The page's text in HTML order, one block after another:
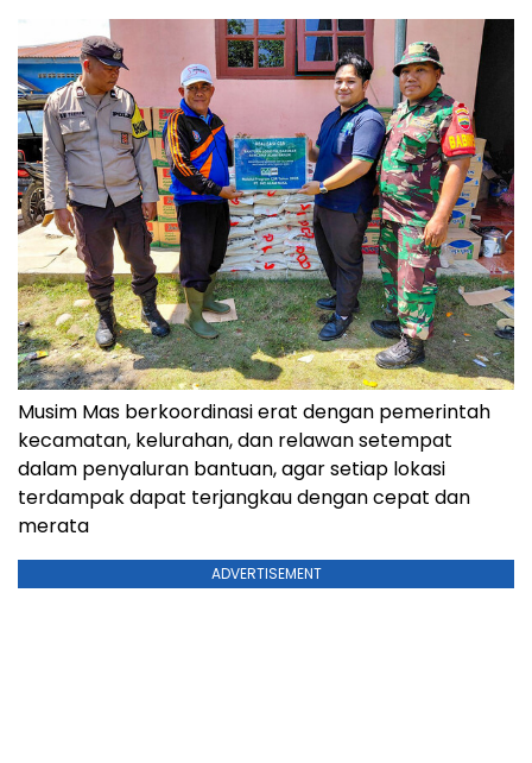
Musim Mas berkoordinasi erat dengan pemerintah
kecamatan, kelurahan, dan relawan setempat
dalam penyaluran bantuan, agar setiap lokasi
terdampak dapat terjangkau dengan cepat dan
merata
ADVERTISEMENT